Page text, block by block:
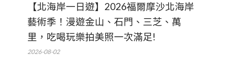
【北海岸一日遊】2026福爾摩沙北海岸
藝術季！漫遊金山、石門、三芝、萬
里，吃喝玩樂拍美照一次滿足!
2026-08-02